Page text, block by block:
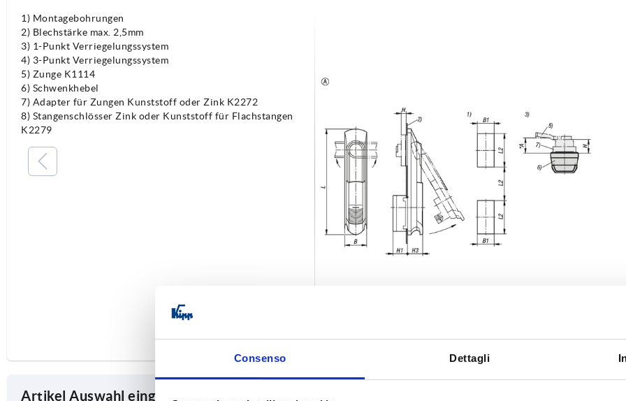
Consenso Dettagli
1) Montagebohrungen
2) Blechstärke max. 2,5mm
3) 1-Punkt Verriegelungssystem
4) 3-Punkt Verriegelungssystem
5) Zunge K1114
6) Schwenkhebel
7) Adapter für Zungen Kunststoff oder Zink K2272
8) Stangenschlösser Zink oder Kunststoff für Flachstangen
K2279
Artikel Auswahl eingrenzen